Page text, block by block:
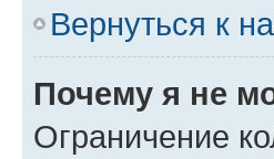
Вернуться к
Почему я не
Ограничение